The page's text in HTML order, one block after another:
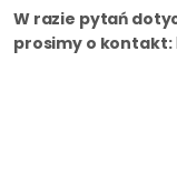
W razie pytań
prosimy o kontakt: